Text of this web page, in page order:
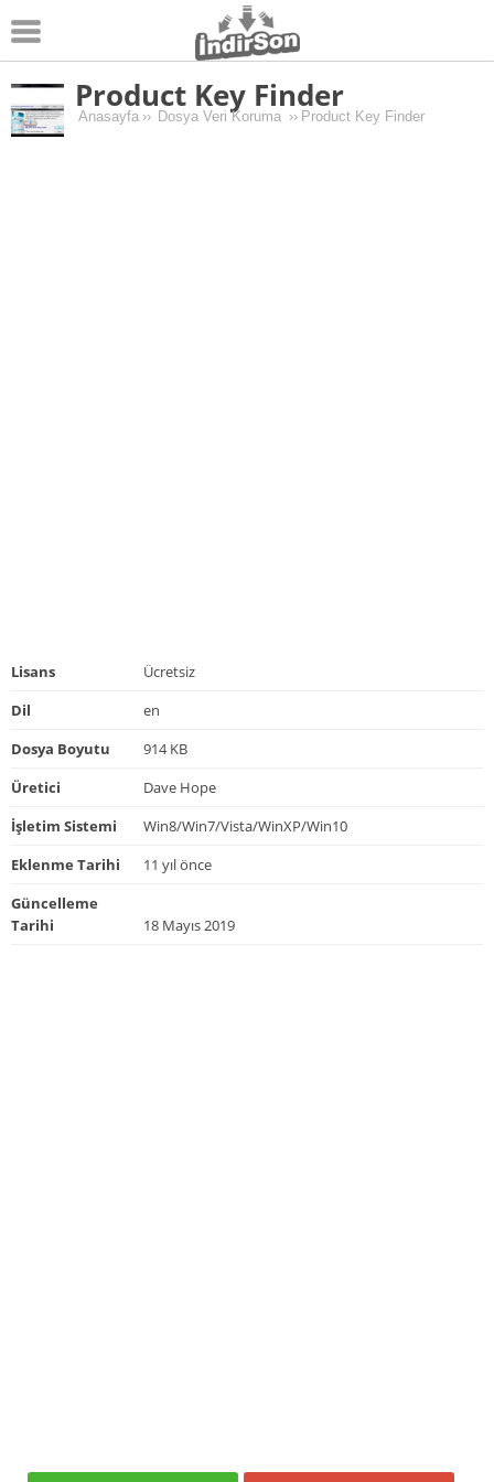
Android
Pc Oyunları
Product Key Finder
Anasayfa ›› Dosya Veri Koruma ›› Product Key Finder
Lisans
Ücretsiz
Dil
en
Dosya Boyutu
914 KB
Üretici
Dave Hope
İşletim Sistemi
Win8/Win7/Vista/WinXP/Win10
Eklenme Tarihi
11 yıl önce
Güncelleme
Tarihi
18 Mayıs 2019